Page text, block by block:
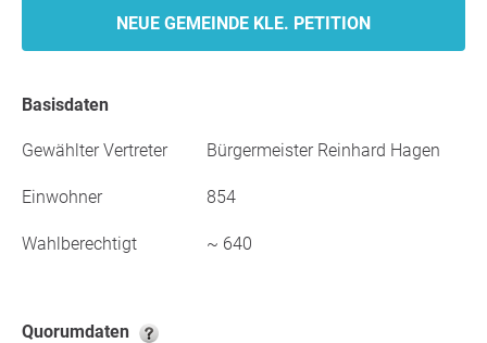
NEUE GEMEINDE KLE. PETITION
Basisdaten
Gewählter Vertreter Bürgermeister Reinhard Hagen
Einwohner 854
Wahlberechtigt ~ 640
Quorumdaten